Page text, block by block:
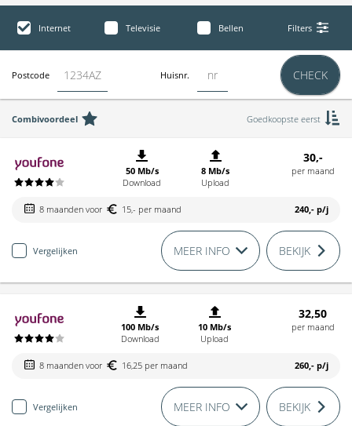
Internet Televisie Bellen Filters
Postcode Huisnr. CHECK
Combivoordeel Goedkoopste eerst
50 Mb/s
Download
8 Mb/s
Upload
30,-
per maand
8 maanden voor 15,- per maand 240,- p/j
Vergelijken MEER INFO BEKIJK
100 Mb/s
Download
10 Mb/s
Upload
32,50
per maand
8 maanden voor 16,25 per maand 260,- p/j
Vergelijken MEER INFO BEKIJK